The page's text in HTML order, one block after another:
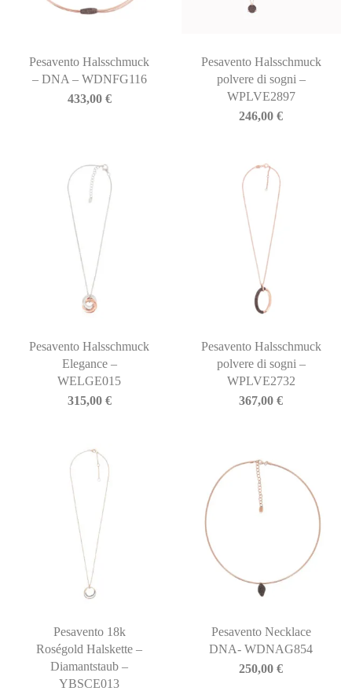
Pesavento Halsschmuck
– DNA – WDNFG116
433,00 €
Pesavento Halsschmuck
polvere di sogni –
WPLVE2897
246,00€
Pesavento Halsschmuck
Elegance –
WELGE015
315,00 €
Pesavento Halsschmuck
polvere di sogni –
WPLVE2732
367,00€
Pesavento 18k
Roségold Halskette –
Diamantstaub –
YBSCE013
Pesavento Necklace
DNA- WDNAG854
250,00€